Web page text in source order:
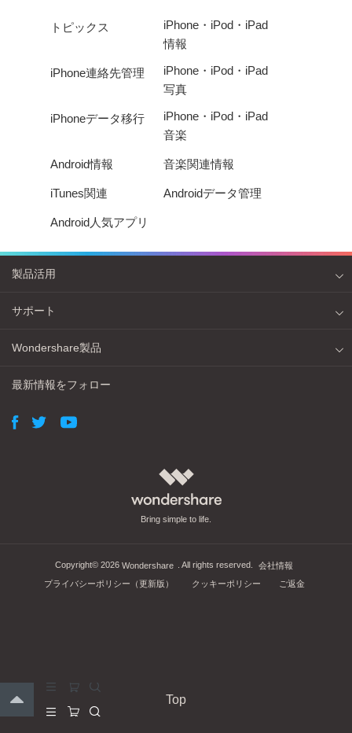
トピックス
iPhone・iPod・iPad
情報
iPhone連絡先管理
iPhone・iPod・iPad
写真
iPhoneデータ移行
iPhone・iPod・iPad
音楽
Android情報 音楽関連情報
iTunes関連 Androidデータ管理
Android人気アプリ
Bring simple to life.
製品活用
サポート
Wondershare製品
最新情報をフォロー
Copyright© 2026 Wondershare . All rights reserved.
会社情報
プライバシーポリシー（更新版）
クッキーポリシー ご返金
Top